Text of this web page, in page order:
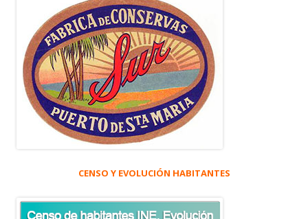
CENSO Y EVOLUCIÓN HABITANTES